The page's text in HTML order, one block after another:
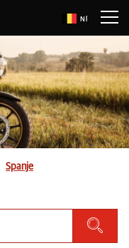
Nl
Spanje